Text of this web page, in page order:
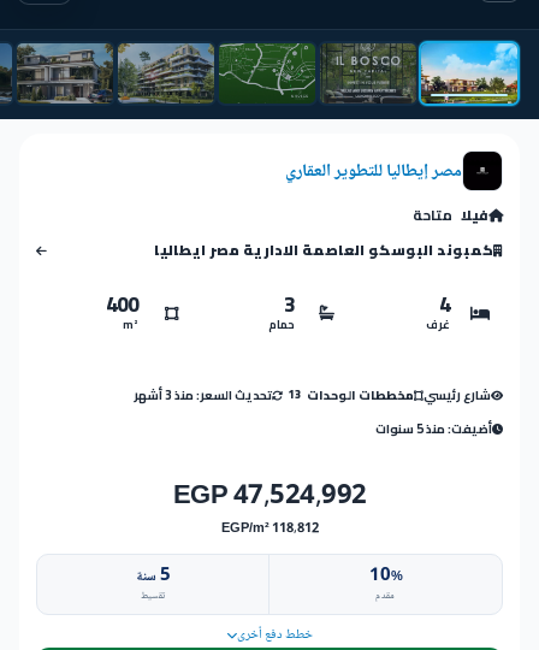
مصر إيطاليا للتطوير العقاري
فيلا متاحة
كمبوند البوسكو العاصمة الادارية مصر ايطاليا
4
غرف
3
حمام
400
m²
شارع رئيسي مخططات الوحدات 13
تحديث السعر: منذ 3 أشهر
أضيفت: منذ 5 سنوات
47,524,992 EGP
118,812 EGP/m²
10%
مقدم
5سنة
تقسيط
خطط دفع أخرى